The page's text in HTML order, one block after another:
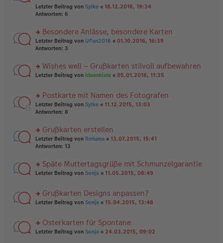
g
B
ei
a
g
el
es
er
B
ei
a
g
r
u
n
el
es
e
B
ei
a
g
Letzter Beitrag von Sylke « 18.12.2016, 19:34
Antworten: 6
rs
te
n
g
es
e
n
er
ei
tr
a
Besondere Anlässe, besondere Karten
Letzter Beitrag von UFan2016 « 01.10.2016, 16:39
Antworten: 3
rs
u
n
g
es
e
n
er
ei
tr
Wishes well – Grußkarten stilvoll aufbewahren
Letzter Beitrag von Ideenkiste « 05.01.2016, 11:35
rs
te
n
g
el
e
n
ei
tr
Postkarte mit Namen des Fotografen
Letzter Beitrag von Sylke « 11.12.2015, 13:03
Antworten: 8
rs
te
n
g
es
e
n
B
ei
tr
Grußkarten erstellen
Letzter Beitrag von Rotuma « 13.07.2015, 15:41
Antworten: 13
rs
u
n
es
e
Späte Muttertagsgrüße mit Schmunzelgarantie
Letzter Beitrag von Sonja « 11.05.2015, 08:49
rs
u
n
Grußkarten Designs anpassen?
Letzter Beitrag von Sonja « 15.04.2015, 13:48
rs
Osterkarten für Spontane
Letzter Beitrag von Sonja « 24.03.2015, 09:02